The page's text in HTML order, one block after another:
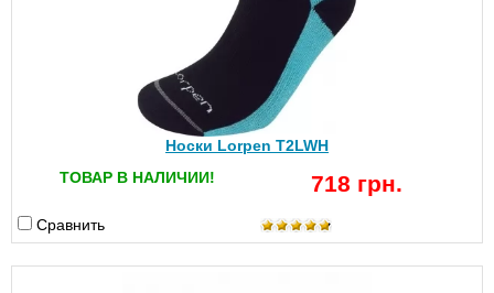
Носки Lorpen T2LWH
ТОВАР В НАЛИЧИИ!
718 грн.
Сравнить